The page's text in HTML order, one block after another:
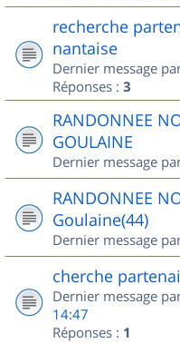
recherche
nantaise
Dernier message
Réponses : 3
RANDONNEE
GOULAINE
Dernier message
RANDONNEE
Goulaine(44)
Dernier message
cherche
Dernier message
14:47
Réponses : 1